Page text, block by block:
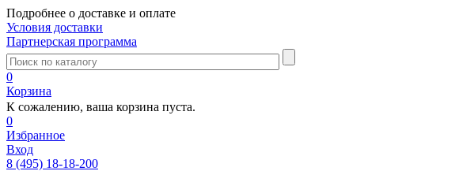
Подробнее о доставке и оплате
Условия доставки
Партнерская программа
0
Корзина
К сожалению, ваша корзина пуста.
0
Избранное
Вход
8 (495) 18-18-200